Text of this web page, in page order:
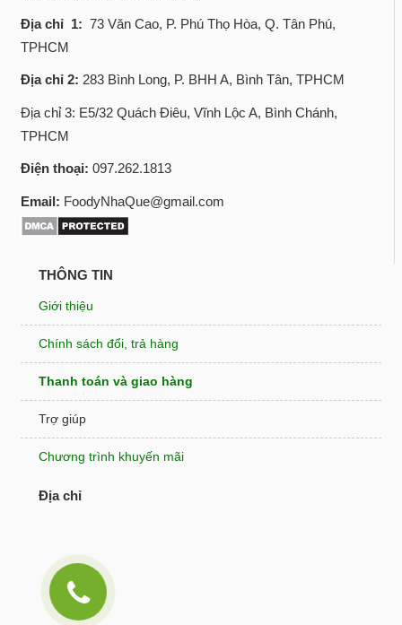
Địa chỉ 1: 73 Văn Cao, P. Phú Thọ Hòa, Q. Tân Phú,
TPHCM
Địa chỉ 2: 283 Bình Long, P. BHH A, Bình Tân, TPHCM
Địa chỉ 3: E5/32 Quách Điêu, Vĩnh Lộc A, Bình Chánh,
TPHCM
Điện thoại: 097.262.1813
Email: FoodyNhaQue@gmail.com
THÔNG TIN
Giới thiệu
Chính sách đổi, trả hàng
Thanh toán và giao hàng
Trợ giúp
Chương trình khuyến mãi
Địa chỉ